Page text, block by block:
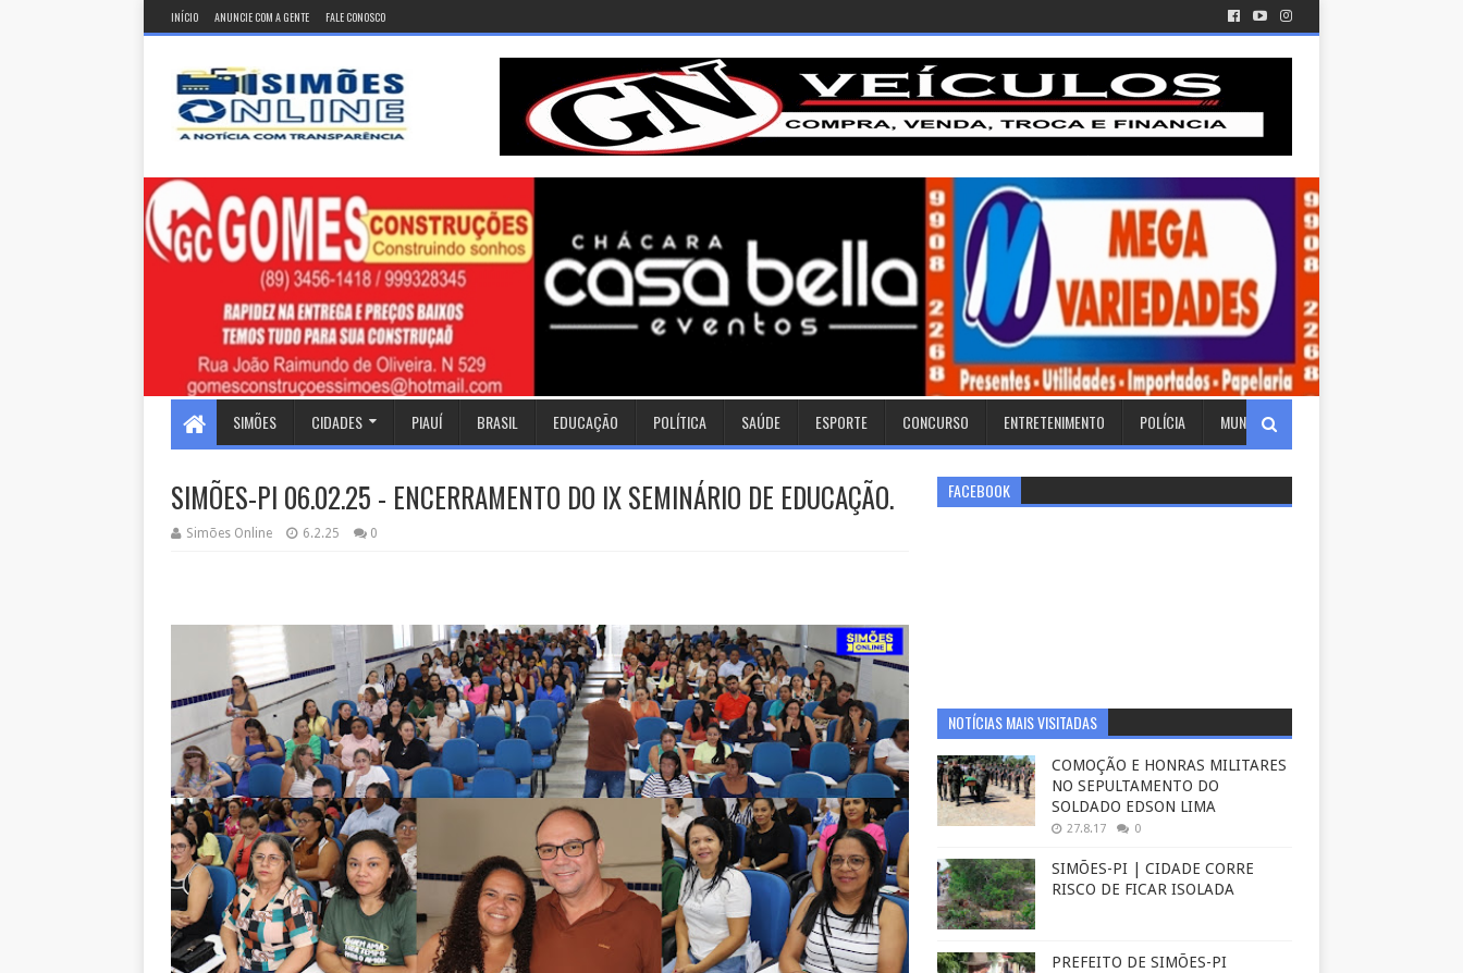
INÍCIO ANUNCIE COM A GENTE FALE CONOSCO
SIMÕES CIDADES PIAUÍ BRASIL EDUCAÇÃO POLÍTICA SAÚDE ESPORTE CONCURSO ENTRETENIMENTO POLÍCIA MUNDO
SIMÕES-PI 06.02.25 - ENCERRAMENTO DO IX SEMINÁRIO DE EDUCAÇÃO.
Simões Online 6.2.25 0
FACEBOOK
NOTÍCIAS MAIS VISITADAS
COMOÇÃO E HONRAS MILITARES
NO SEPULTAMENTO DO
SOLDADO EDSON LIMA
27.8.17 0
SIMÕES-PI | CIDADE CORRE
RISCO DE FICAR ISOLADA
PREFEITO DE SIMÕES-PI